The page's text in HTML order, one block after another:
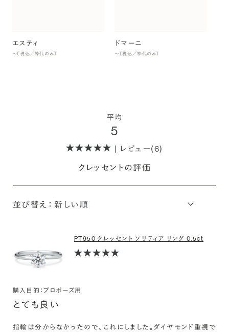
エスティ
〜（税込／枠代のみ）
ドマーニ
〜（税込／枠代のみ）
平均
5
| レビュー(6)
クレッセントの評価
並び替え：
PT950 クレッセント ソリティア リング 0.5ct
購入目的：プロポーズ用
とても良い
指輪は分からなかったので、これにしました。ダイヤモンド重視で